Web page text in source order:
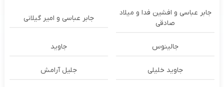
جابر عباسی و افشین فدا و میلاد
صادقی
جابر عباسی و امیر گیلانی
جالینوس جاوید
جاوید خلیلی جلیل آرامش